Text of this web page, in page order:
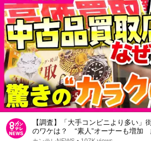
【調査】「大手コンビニより多い」
のワケは？ “素人”オーナーも増加